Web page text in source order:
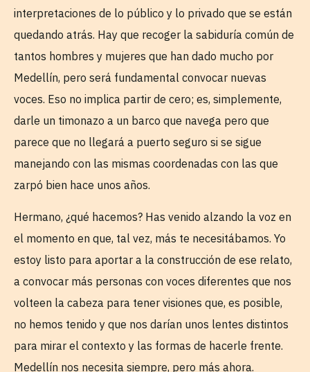
interpretaciones de lo público y lo privado que se están
quedando atrás. Hay que recoger la sabiduría común de
tantos hombres y mujeres que han dado mucho por
Medellín, pero será fundamental convocar nuevas
voces. Eso no implica partir de cero; es, simplemente,
darle un timonazo a un barco que navega pero que
parece que no llegará a puerto seguro si se sigue
manejando con las mismas coordenadas con las que
zarpó bien hace unos años.
Hermano, ¿qué hacemos? Has venido alzando la voz en
el momento en que, tal vez, más te necesitábamos. Yo
estoy listo para aportar a la construcción de ese relato,
a convocar más personas con voces diferentes que nos
volteen la cabeza para tener visiones que, es posible,
no hemos tenido y que nos darían unos lentes distintos
para mirar el contexto y las formas de hacerle frente.
Medellín nos necesita siempre, pero más ahora.